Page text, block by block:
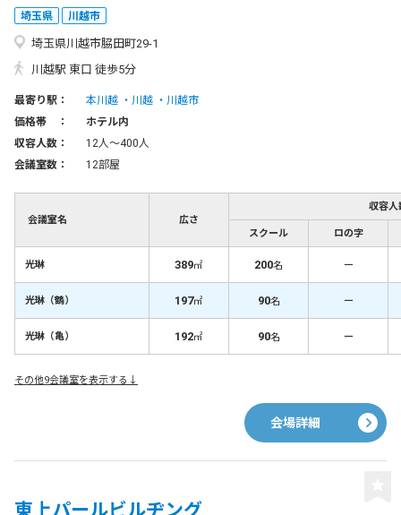
埼玉県 川越市
埼玉県川越市脇田町29-1
川越駅 東口 徒歩5分
最寄り駅： 本川越 川越
川越市
価格帯 ：
ホテル内
収容人数：
12人〜400人
会議室数：
12部屋
会議室名 広さ
収容人
スクール ロの字
光琳 389㎡ 200名 －
光琳（鶴） 197㎡ 90名 －
光琳（亀） 192㎡ 90名 －
その他9会議室を表示する↓
会場詳細
東上パールビルヂング